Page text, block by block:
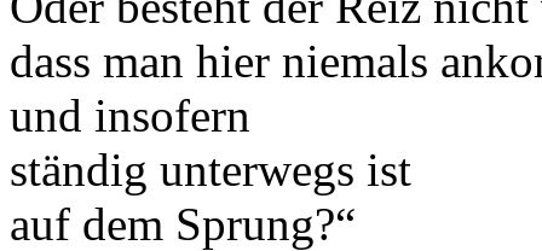
dass man hier niemals
und insofern
ständig unterwegs ist
auf dem Sprung?“